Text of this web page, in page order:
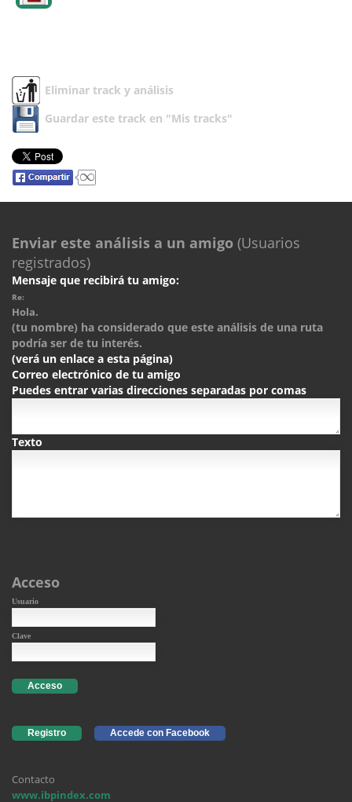
Eliminar track y análisis
Guardar este track en "Mis tracks"
Enviar este análisis a un amigo (Usuarios
registrados)
Mensaje que recibirá tu amigo:
Re:
Hola.
(tu nombre) ha considerado que este análisis de una ruta
podría ser de tu interés.
(verá un enlace a esta página)
Correo electrónico de tu amigo
Puedes entrar varias direcciones separadas por comas
Texto
Acceso
Usuario
Clave
Acceso
Registro Accede con Facebook
Contacto
www.ibpindex.com